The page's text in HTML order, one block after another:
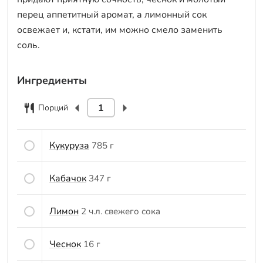
перец аппетитный аромат, а лимонный сок
освежает и, кстати, им можно смело заменить
соль.
Ингредиенты
Порций
Кукуруза 785 г
Кабачок 347 г
Лимон 2 ч.л. свежего сока
Чеснок 16 г